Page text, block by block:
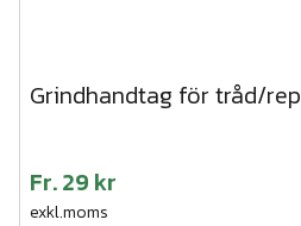
Grindhandtag för tråd/rep
Fr.29 kr
exkl.moms